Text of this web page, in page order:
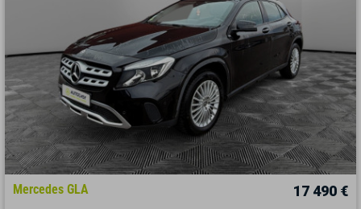
Mercedes GLA 17 490 €